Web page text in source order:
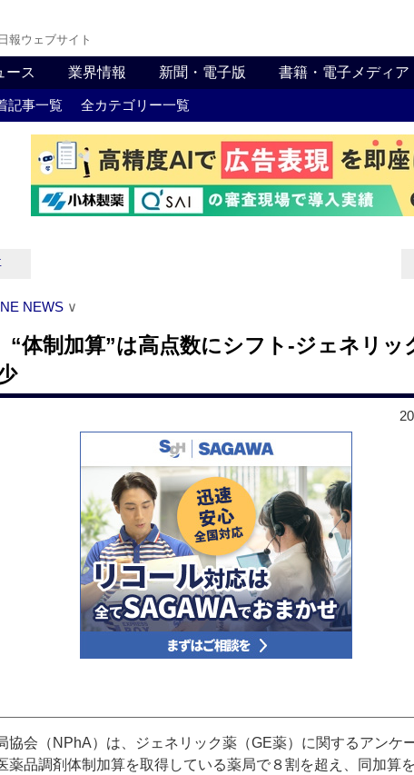
報ウェブサイト
ース 業界情報 新聞・電子版 書籍・電子メディア
記事一覧 全カテゴリー一覧
NEWS ∨
“体制加算”は高点数にシフト‐ジェネリッ
会（NPhA）は、ジェネリック薬（GE薬）に関するアンケ
薬品調剤体制加算を取得している薬局で８割を超え、同加算